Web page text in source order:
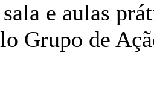
e aulas
Grupo de